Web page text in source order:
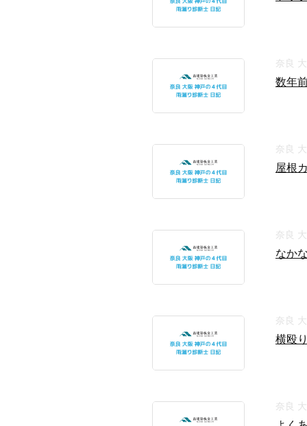
奈良
数年
奈良
屋根
奈良
なか
奈良
横殴
奈良